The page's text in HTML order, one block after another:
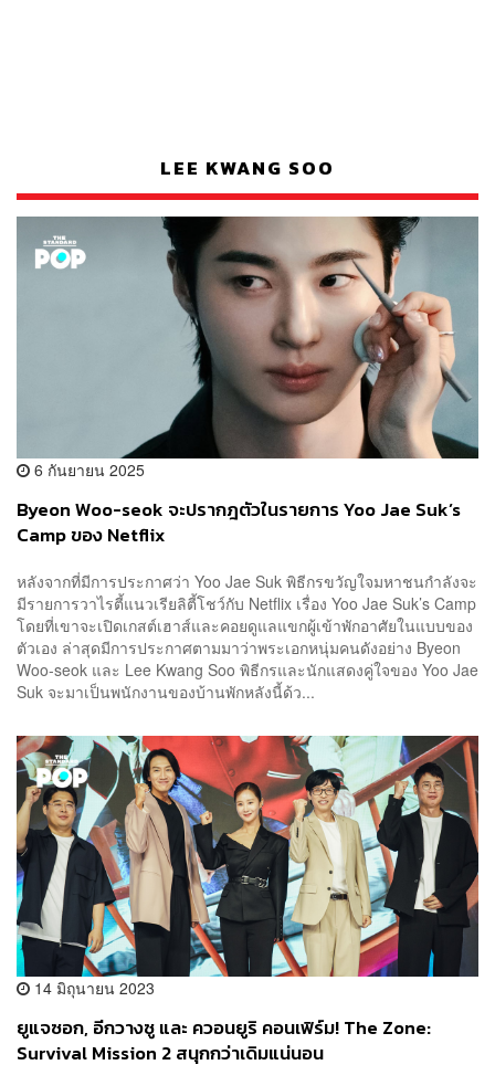
LEE KWANG SOO
6 กันยายน 2025
Byeon Woo-seok จะปรากฎตัวในรายการ Yoo Jae Suk’s
Camp ของ Netflix
หลังจากที่มีการประกาศว่า Yoo Jae Suk พิธีกรขวัญใจมหาชนกำลังจะ
มีรายการวาไรตี้แนวเรียลิตี้โชว์กับ Netflix เรื่อง Yoo Jae Suk’s Camp
โดยที่เขาจะเปิดเกสต์เฮาส์และคอยดูแลแขกผู้เข้าพักอาศัยในแบบของ
ตัวเอง ล่าสุดมีการประกาศตามมาว่าพระเอกหนุ่มคนดังอย่าง Byeon
Woo-seok และ Lee Kwang Soo พิธีกรและนักแสดงคู่ใจของ Yoo Jae
Suk จะมาเป็นพนักงานของบ้านพักหลังนี้ด้ว...
14 มิถุนายน 2023
ยูแจซอก, อีกวางซู และ ควอนยูริ คอนเฟิร์ม! The Zone:
Survival Mission 2 สนุกกว่าเดิมแน่นอน